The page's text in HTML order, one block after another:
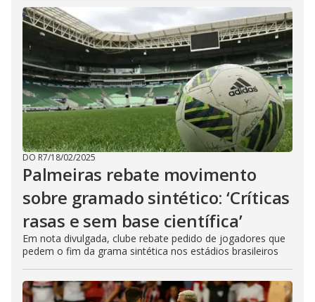
DO R7/18/02/2025
Palmeiras rebate movimento
sobre gramado sintético: ‘Críticas
rasas e sem base científica’
Em nota divulgada, clube rebate pedido de jogadores que
pedem o fim da grama sintética nos estádios brasileiros